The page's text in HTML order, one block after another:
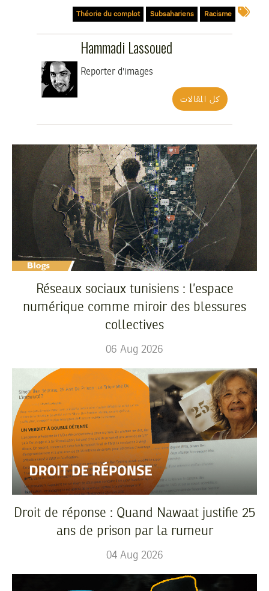
Racisme
Subsahariens
Théorie du complot
Hammadi Lassoued
Reporter d'images
كل المقالات
Réseaux sociaux tunisiens : l’espace
numérique comme miroir des blessures
collectives
06 Aug 2026
Droit de réponse : Quand Nawaat justifie 25
ans de prison par la rumeur
04 Aug 2026